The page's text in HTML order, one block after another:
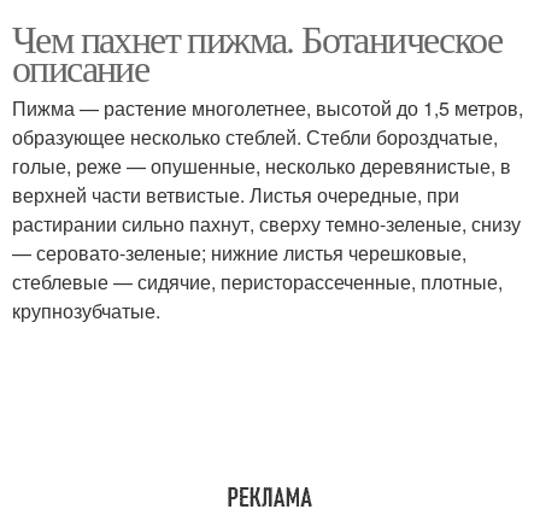
Чем пахнет пижма. Ботаническое
описание
Пижма — растение многолетнее, высотой до 1,5 метров,
образующее несколько стеблей. Стебли бороздчатые,
голые, реже — опушенные, несколько деревянистые, в
верхней части ветвистые. Листья очередные, при
растирании сильно пахнут, сверху темно-зеленые, снизу
— серовато-зеленые; нижние листья черешковые,
стеблевые — сидячие, перисторассеченные, плотные,
крупнозубчатые.